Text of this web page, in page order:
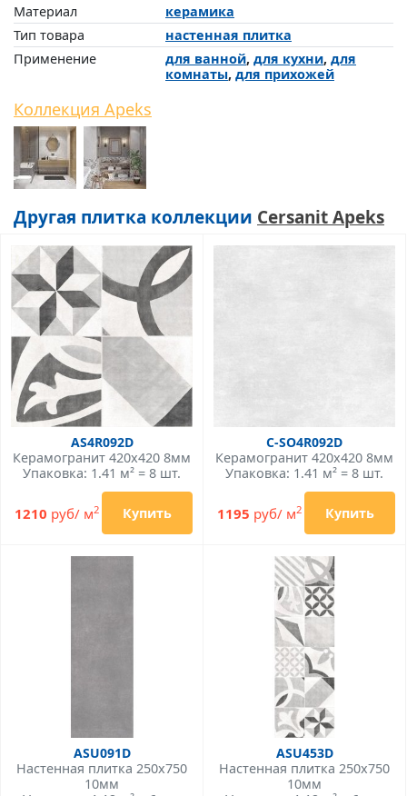
Материал
керамика
Тип товара
настенная плитка
Применение
для ванной, для кухни, для
комнаты, для прихожей
Коллекция Apeks
Другая плитка коллекции Cersanit Apeks
AS4R092D
Керамогранит 420x420 8мм
Упаковка: 1.41 м² = 8 шт.
1210 руб/ м2 Купить
C-SO4R092D
Керамогранит 420x420 8мм
Упаковка: 1.41 м² = 8 шт.
1195 руб/ м2 Купить
ASU091D
Настенная плитка 250x750
10мм
ASU453D
Настенная плитка 250x750
10мм